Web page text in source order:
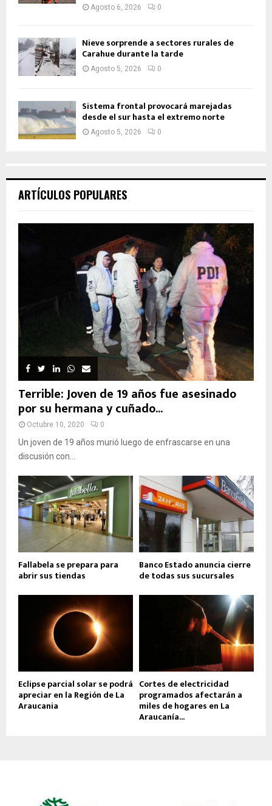
Agosto 6, 2026 0
Nieve sorprende a sectores rurales de
Carahue durante la tarde
Agosto 5, 2026 0
Sistema frontal provocará marejadas
desde el sur hasta el extremo norte
Agosto 5, 2026 0
ARTÍCULOS POPULARES
Terrible: Joven de 19 años fue asesinado
por su hermana y cuñado...
Octubre 10, 2020 0
Un joven de 19 años murió luego de enfrascarse en una
discusión con...
Fallabela se prepara para
abrir sus tiendas
Banco Estado anuncia cierre
de todas sus sucursales
Eclipse parcial solar se podrá
apreciar en la Región de La
Araucania
Cortes de electricidad
programados afectarán a
miles de hogares en La
Araucanía...